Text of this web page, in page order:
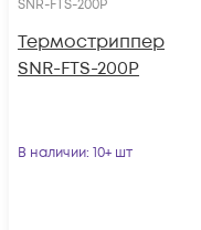
SNR-FTS-200P
Термостриппер
SNR-FTS-200P
В наличии: 10+ шт